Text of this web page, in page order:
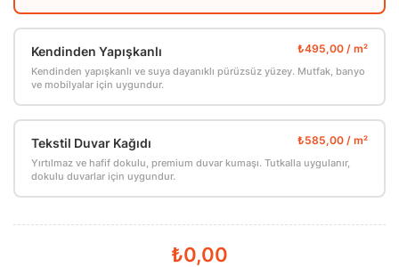
Kendinden Yapışkanlı
Kendinden yapışkanlı ve suya dayanıklı pürüzsüz yüzey. Mutfak, banyo
ve mobilyalar için uygundur.
Tekstil Duvar Kağıdı
Yırtılmaz ve hafif dokulu, premium duvar kumaşı. Tutkalla uygulanır,
dokulu duvarlar için uygundur.
₺0,00